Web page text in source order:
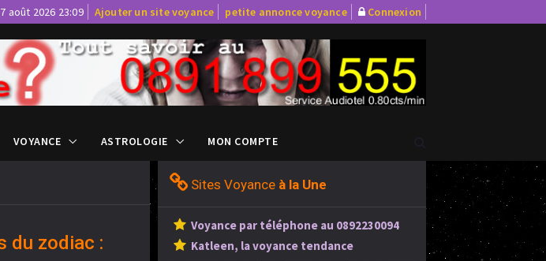
août 2026 23:09 Ajouter un site voyance petite annonce voyance Connexion
VOYANCE ASTROLOGIE MON COMPTE
du zodiac :
Sites Voyance à la Une
Voyance par téléphone au 0892230094
Katleen, la voyance tendance